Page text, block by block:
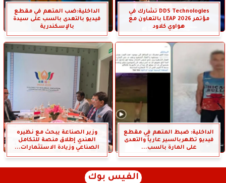
DDS Technologies تشارك في
مؤتمر LEAP 2026 بالتعاون مع
هواوي كلاود
الداخلية:ضب المتهم في مقطع
فيديو بالتعدى بالسب على سيدة
بالإسكندرية
الداخلية: ضبط المتهم في مقطع
فيديو تظهربالسير عارياً والتعدى
على المارة بالسب...
وزير الصناعة يبحث مع نظيره
الهندي إطلاق منصة للتكامل
الصناعي وزيادة الاستثمارات...
الفيس بوك